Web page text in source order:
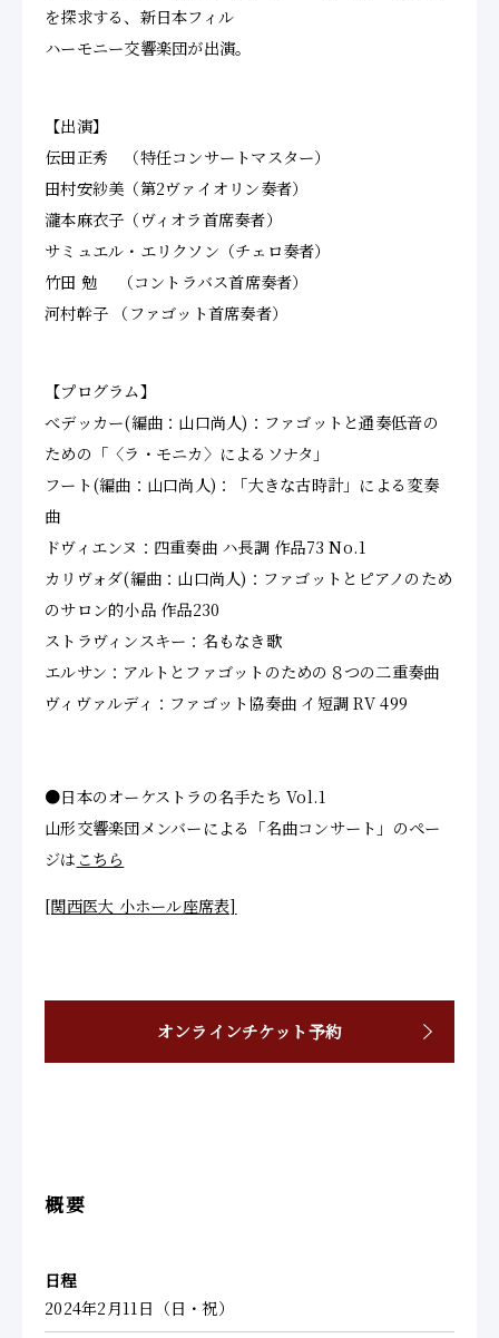
を探求する、新日本フィル
ハーモニー交響楽団が出演。
【出演】
伝田正秀 （特任コンサートマスター）
田村安紗美（第2ヴァイオリン奏者）
瀧本麻衣子（ヴィオラ首席奏者）
サミュエル・エリクソン（チェロ奏者）
竹田 勉 （コントラバス首席奏者）
河村幹子 （ファゴット首席奏者）
【プログラム】
べデッカー(編曲：山口尚人)：ファゴットと通奏低音の
ための「〈ラ・モニカ〉によるソナタ」
フート(編曲：山口尚人)：「大きな古時計」による変奏
曲
ドヴィエンヌ：四重奏曲 ハ長調 作品73 No.1
カリヴォダ(編曲：山口尚人)：ファゴットとピアノのため
のサロン的小品 作品230
ストラヴィンスキー：名もなき歌
エルサン：アルトとファゴットのための８つの二重奏曲
ヴィヴァルディ：ファゴット協奏曲 イ短調 RV 499
●日本のオーケストラの名手たち Vol.1
山形交響楽団メンバーによる「名曲コンサート」 のペー
ジは こちら
[関西医大 小ホール座席表]
オンラインチケット予約
概要
日程
2024年2月11日（日・祝）